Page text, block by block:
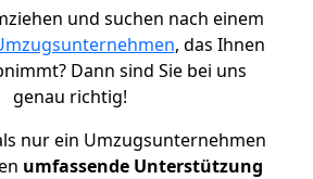
und suchen nach einem
, das Ihnen
Dann sind Sie bei uns
genau richtig!
nur ein Umzugsunternehmen
umfassende Unterstützung